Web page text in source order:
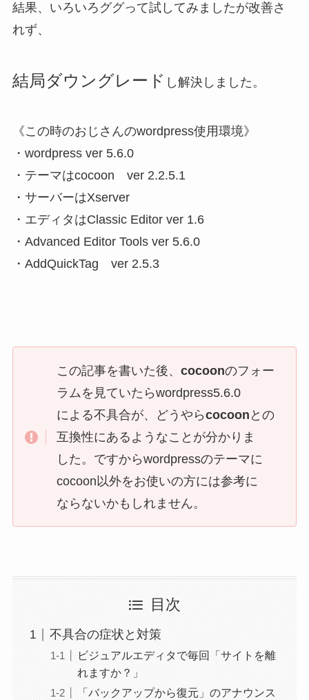
結果、いろいろググって試してみましたが改善さ
れず、
結局ダウングレード し解決しました。
《この時のおじさんのwordpress使用環境》
・wordpress ver 5.6.0
・テーマはcocoon ver 2.2.5.1
・サーバーはXserver
・エディタはClassic Editor ver 1.6
・Advanced Editor Tools ver 5.6.0
・AddQuickTag ver 2.5.3
この記事を書いた後、 cocoonのフォー
ラムを見ていたらwordpress5.6.0
による不具合が、どうやらcocoon との
互換性にあるようなことが分かりま
した。ですからwordpressのテーマに
cocoon以外をお使いの方には参考に
ならないかもしれません。
目次
不具合の症状と対策
ビジュアルエディタで毎回「サイトを離
れますか？」
「バックアップから復元」のアナウンス